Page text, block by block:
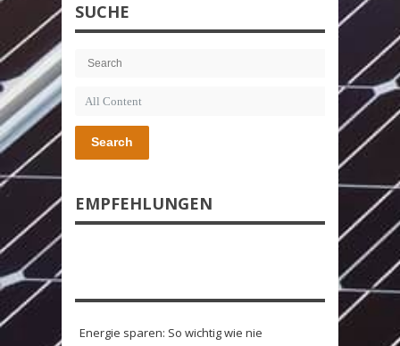
SUCHE
Search
EMPFEHLUNGEN
Energie sparen: So wichtig wie nie